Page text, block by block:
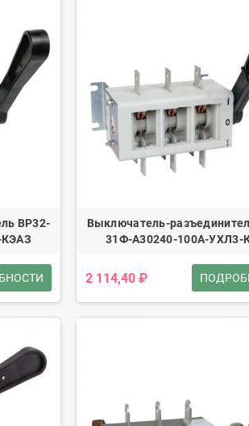
ВР32-
Выключатель-
31Ф-А30240-100А-УХЛ3-
2 114,40 ₽